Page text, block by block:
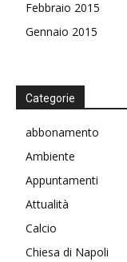
Febbraio 2015
Gennaio 2015
Categorie
abbonamento
Ambiente
Appuntamenti
Attualità
Calcio
Chiesa di Napoli